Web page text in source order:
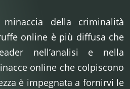
della criminalità
online è più diffusa che
nell’analisi e nella
online che colpiscono
è impegnata a fornirvi le